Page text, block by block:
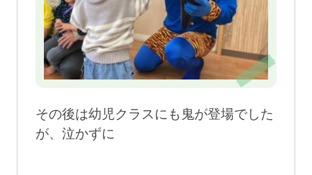
その後は幼児クラスにも鬼が登場でした
が、泣かずに